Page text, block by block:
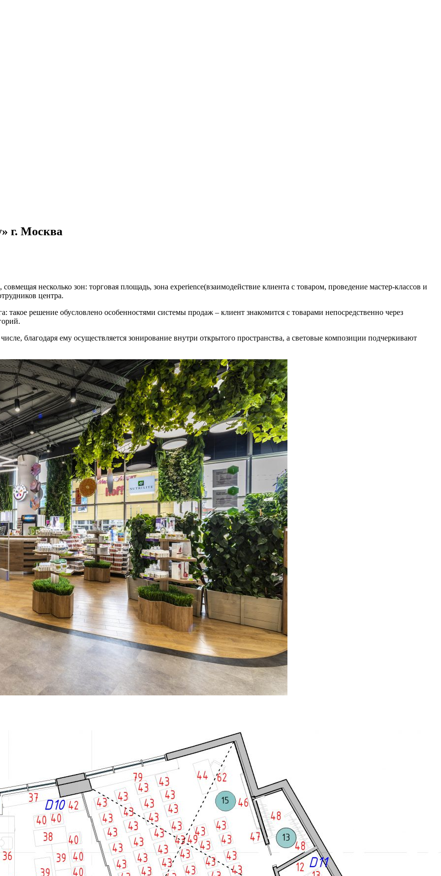
г. Москва
несколько зон: торговая площадь, зона experience(взаимодействие клиента с товаром, проведение мастер-классов и
центра.
решение обусловлено особенностями системы продаж – клиент знакомится с товарами непосредственно через
благодаря ему осуществляется зонирование внутри открытого пространства, а световые композиции подчеркивают